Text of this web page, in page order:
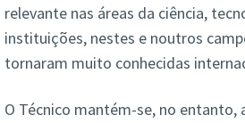
relevante nas áreas da ciência,
instituições, nestes e noutros
tornaram muito conhecidas
O Técnico mantém-se, no